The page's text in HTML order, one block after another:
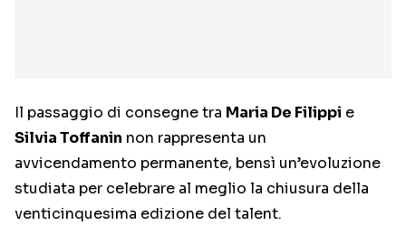
Il passaggio di consegne tra Maria De Filippi e
Silvia Toffanin non rappresenta un
avvicendamento permanente, bensì un’evoluzione
studiata per celebrare al meglio la chiusura della
venticinquesima edizione del talent.